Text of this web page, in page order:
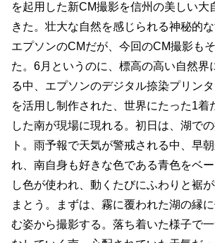
を起用した新CM撮影を信州の美しい大
きた。壮大な自然を感じられる神秘的
エプソンのCMだが、今回のCM撮影も
た。6月というのに、標高の高い自然界
る中、エプソンのデジタル捺染プリン
を活用し制作された、世界にたった1着
した南が現場に現れる。初日は、湖で
ト。雨予報で天気が警戒される中、早
れ、南自身も好きな色である青色をベ
し色が使われ、動くたびにふわりと裾
まとう。まずは、霧に覆われた湖の縁
む姿から撮影する。落ち着いた様子で